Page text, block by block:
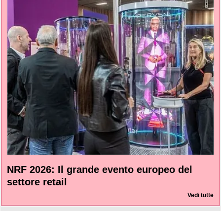
NRF 2026: Il grande evento europeo del
settore retail
Vedi tutte